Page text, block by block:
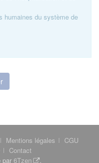
humaines du système de
Mentions légales
CGU
Contact
par 6Tzen .